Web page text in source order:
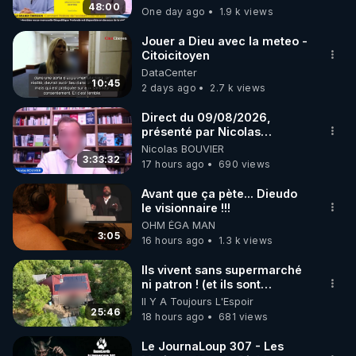
code : REGENERE10
▶ 30 jours gratuit sur l’application de méditation et
de bien-être ENVOL :
Rendez-vous sur https://www.envol.app/code
le code : REGENERE
mourut deux mois plus tard.
profondément ému ; j’en ai
parlé à plusieurs reprises
dans mes écrits et mes
vidéos. En 2026, avec ma
enquêté. Nos recherches
nous ont mené au cimetière
de Montmartin-sur-Mer où
nous avons finalement
famille Fatout. En
l’examinant avec minutie
(car les noms sont
difficilement lisibles), nous
avons découvert
qu’Alexandre Caillet avait
commis une erreur : la jeune
fille retrouvée vivante, c’était
Christiane. Elle était restée
enfermée cinq jours avec sa
Cinq jours dans une cave en
48:00
One day ago
1.9 k views
10:45
Jouer a Dieu avec la meteo -
Citoicitoyen
DataCenter
2 days ago
2.7 k views
3:33:32
Direct du 09/08/2026,
présenté par Nicolas
BOUVIER
Nicolas BOUVIER
17 hours ago
690 views
3:05
Avant que ça pète... Dieudo
le visionnaire !!!
OHM ÉGA MAN
16 hours ago
1.3 k views
25:46
Ils vivent sans supermarché
ni patron ! (et ils sont
heureux)
Il Y A Toujours L'Espoir
18 hours ago
681 views
Le JournaLoup 307 - Les